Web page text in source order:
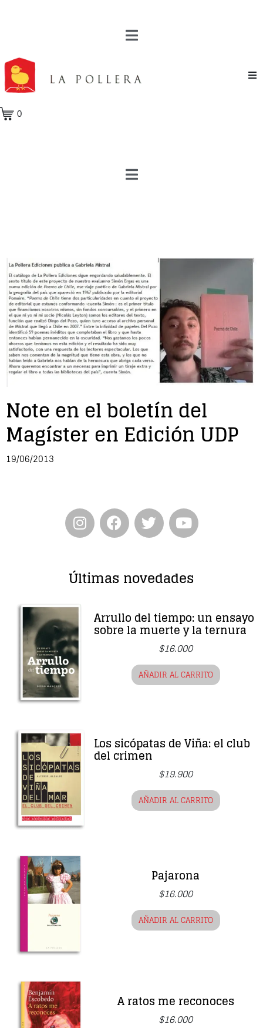
0
Cine
Política
Note en el boletín del
Magíster en Edición UDP
19/06/2013
Últimas novedades
Arrullo del tiempo: un ensayo
sobre la muerte y la ternura
$16.000
AÑADIR AL CARRITO
Los sicópatas de Viña: el club
del crimen
$19.900
AÑADIR AL CARRITO
Pajarona
$16.000
AÑADIR AL CARRITO
A ratos me reconoces
$16.000